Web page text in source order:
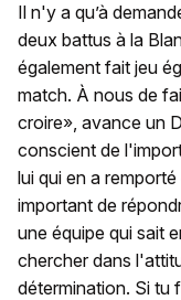
Il n'y a qu’à
deux battus à la
également fait jeu
match. À nous de
croire», avance un
conscient de
lui qui en a
important de
une équipe qui sait
chercher dans
détermination. Si tu